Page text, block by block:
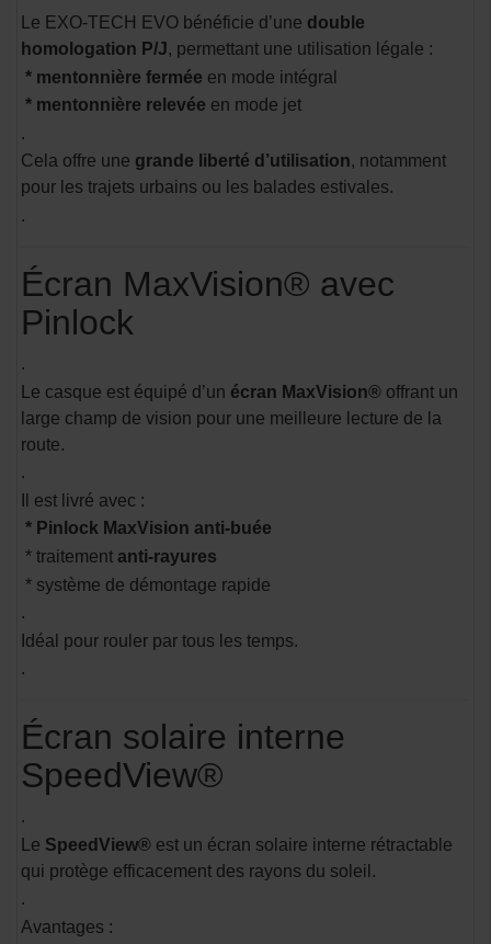
Le EXO-TECH EVO bénéficie d’une double
homologation P/J, permettant une utilisation légale :
* mentonnière fermée en mode intégral
* mentonnière relevée en mode jet
.
Cela offre une grande liberté d’utilisation, notamment
pour les trajets urbains ou les balades estivales.
.
Écran MaxVision® avec
Pinlock
.
Le casque est équipé d’un écran MaxVision® offrant un
large champ de vision pour une meilleure lecture de la
route.
.
Il est livré avec :
* Pinlock MaxVision anti-buée
* traitement anti-rayures
* système de démontage rapide
.
Idéal pour rouler par tous les temps.
.
Écran solaire interne
SpeedView®
.
Le SpeedView® est un écran solaire interne rétractable
qui protège efficacement des rayons du soleil.
.
Avantages :